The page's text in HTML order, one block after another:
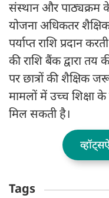
संस्थान और पाठ्यक्रम के
योजना अधिकतर
पर्याप्त राशि प्रदान
की राशि बैंक द्वारा
पर छात्रों की शैक्षिक
मामलों में उच्च शिक्षा के
मिल सकती है।
Tags